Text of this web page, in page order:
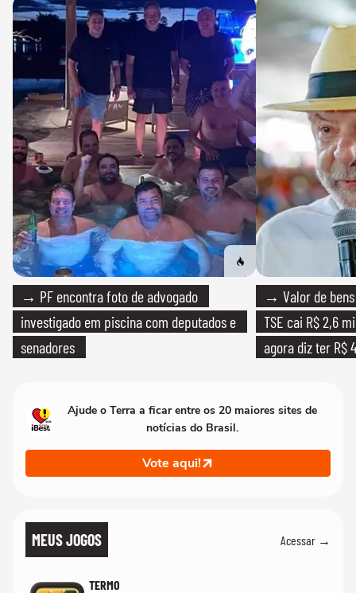
→ PF encontra foto de advogado
investigado em piscina com deputados e
senadores
→ Valor de
TSE cai R$ 2,6
agora diz ter R$
Ajude o Terra a ficar entre os 20 maiores sites de
notícias do Brasil.
Vote aqui!
MEUS JOGOS Acessar →
TERMO